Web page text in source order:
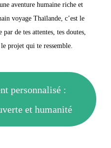
aventure humaine riche et
voyage Thaïlande, c’est le
de tes attentes, tes doutes,
projet qui te ressemble.
personnalisé :
et humanité